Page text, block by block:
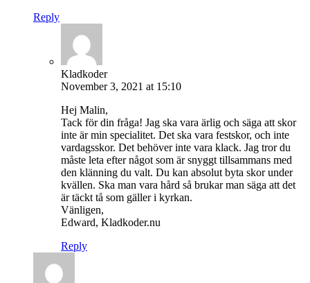
Reply
Kladkoder
November 3, 2021 at 15:10
Hej Malin,
Tack för din fråga! Jag ska vara ärlig och säga att skor
inte är min specialitet. Det ska vara festskor, och inte
vardagsskor. Det behöver inte vara klack. Jag tror du
måste leta efter något som är snyggt tillsammans med
den klänning du valt. Du kan absolut byta skor under
kvällen. Ska man vara hård så brukar man säga att det
är täckt tå som gäller i kyrkan.
Vänligen,
Edward, Kladkoder.nu
Reply